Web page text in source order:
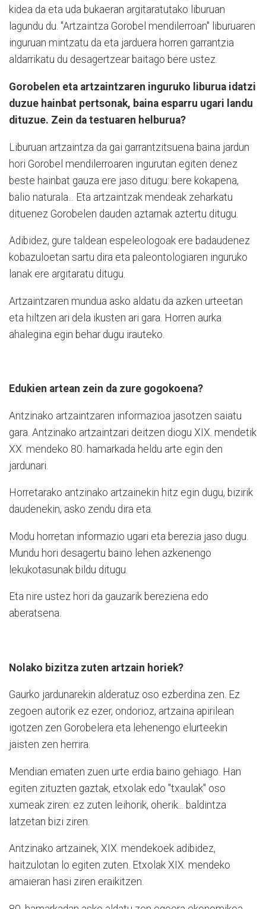
kidea da eta uda bukaeran argitaratutako liburuan
lagundu du. "Artzaintza Gorobel mendilerroan" liburuaren
inguruan mintzatu da eta jarduera horren garrantzia
aldarrikatu du desagertzear baitago bere ustez.
Gorobelen eta artzaintzaren inguruko liburua idatzi
duzue hainbat pertsonak, baina esparru ugari landu
dituzue. Zein da testuaren helburua?
Liburuan artzaintza da gai garrantzitsuena baina jardun
hori Gorobel mendilerroaren ingurutan egiten denez
beste hainbat gauza ere jaso ditugu: bere kokapena,
balio naturala... Eta artzaintzak mendeak zeharkatu
dituenez Gorobelen dauden aztarnak aztertu ditugu.
Adibidez, gure taldean espeleologoak ere badaudenez
kobazuloetan sartu dira eta paleontologiaren inguruko
lanak ere argitaratu ditugu.
Artzaintzaren mundua asko aldatu da azken urteetan
eta hiltzen ari dela ikusten ari gara. Horren aurka
ahalegina egin behar dugu irauteko.
Edukien artean zein da zure gogokoena?
Antzinako artzaintzaren informazioa jasotzen saiatu
gara. Antzinako artzaintzari deitzen diogu XIX. mendetik
XX. mendeko 80. hamarkada heldu arte egin den
jardunari.
Horretarako antzinako artzainekin hitz egin dugu, bizirik
daudenekin, asko zendu dira eta.
Modu horretan informazio ugari eta berezia jaso dugu.
Mundu hori desagertu baino lehen azkenengo
lekukotasunak bildu ditugu.
Eta nire ustez hori da gauzarik bereziena edo
aberatsena.
Nolako bizitza zuten artzain horiek?
Gaurko jardunarekin alderatuz oso ezberdina zen. Ez
zegoen autorik ez ezer, ondorioz, artzaina apirilean
igotzen zen Gorobelera eta lehenengo elurteekin
jaisten zen herrira.
Mendian ematen zuen urte erdia baino gehiago. Han
egiten zituzten gaztak, etxolak edo "txaulak" oso
xumeak ziren: ez zuten leihorik, oherik... baldintza
latzetan bizi ziren.
Antzinako artzainek, XIX. mendekoek adibidez,
haitzulotan lo egiten zuten. Etxolak XIX. mendeko
amaieran hasi ziren eraikitzen.